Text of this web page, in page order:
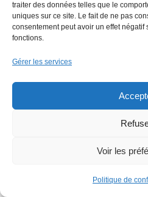
traiter des données telles que le
uniques sur ce site. Le fait de ne pas
consentement peut avoir un effet
fonctions.
Gérer les services
Voir les
Politique de